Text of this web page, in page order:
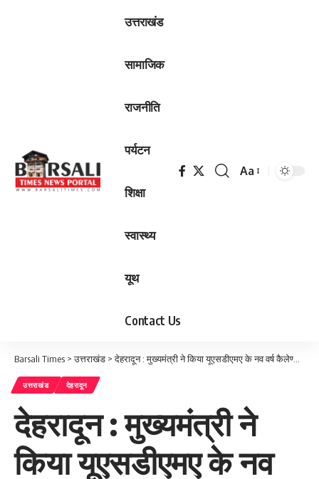
उत्तराखंड
सामाजिक
राजनीति
पर्यटन
शिक्षा
स्वास्थ्य
यूथ
Contact Us
Font
Aa
Barsali Times >उत्तराखंड >देहरादून : मुख्यमंत्री ने किया यूएसडीएमए के नव वर्ष कैलेण्डर का विमोचन…
उत्तराखंड देहरादून
देहरादून : मुख्यमंत्री ने
किया यूएसडीएमए के नव